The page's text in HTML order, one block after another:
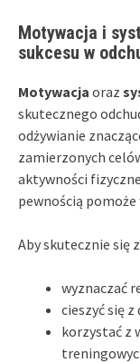
Motywacja i
sukcesu w
Motywacja oraz
skutecznego
odżywianie
zamierzonych
aktywności
pewnością pomoże
Aby skutecznie się
wyznaczać
cieszyć się z
korzystać z